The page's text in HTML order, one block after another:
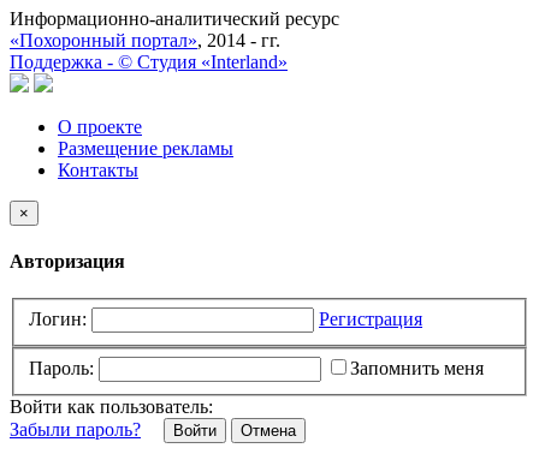
Информационно-аналитический ресурс
«Похоронный портал», 2014 - гг.
Поддержка - © Cтудия «Interland»
О проекте
Размещение рекламы
Контакты
×
Авторизация
Логин: Регистрация
Пароль:
Запомнить меня
Войти как пользователь:
Забыли пароль?
Отмена